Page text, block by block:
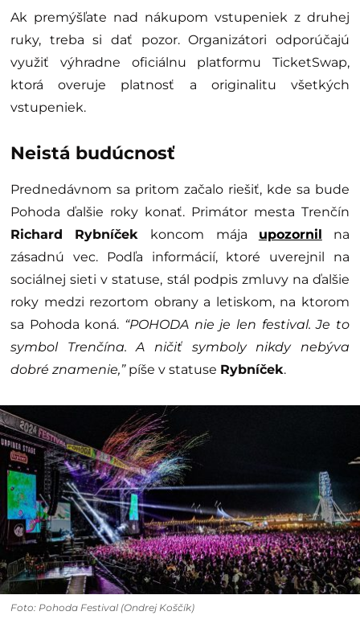
Ak premýšľate nad nákupom vstupeniek z druhej
ruky, treba si dať pozor. Organizátori odporúčajú
využiť výhradne oficiálnu platformu TicketSwap,
ktorá overuje platnosť a originalitu všetkých
vstupeniek.
Neistá budúcnosť
Prednedávnom sa pritom začalo riešiť, kde sa bude
Pohoda ďalšie roky konať. Primátor mesta Trenčín
Richard Rybníček koncom mája upozornil na
zásadnú vec. Podľa informácií, ktoré uverejnil na
sociálnej sieti v statuse, stál podpis zmluvy na ďalšie
roky medzi rezortom obrany a letiskom, na ktorom
sa Pohoda koná. “POHODA nie je len festival. Je to
symbol Trenčína. A ničiť symboly nikdy nebýva
dobré znamenie,”píše v statuse Rybníček.
Foto: Pohoda Festival (Ondrej Koščík)